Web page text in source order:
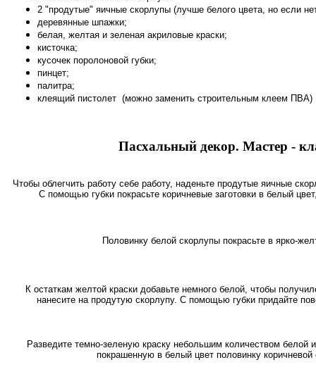
2 "продутые" яичные скорлупы (лучше белого цвета, но если
деревянные шпажки;
белая, желтая и зеленая акриловые краски;
кисточка;
кусочек поролоновой губки;
пинцет;
палитра;
клеящий пистолет (можно заменить строительным клеем ПВА)
Пасхальный декор. Мастер -
Чтобы облегчить работу себе работу, наденьте продутые яичные
С помощью губки покрасьте коричневые заготовки в белый
Половинку белой скорлупы покрасьте в ярко-
К остаткам желтой краски добавьте немного белой, чтобы
нанесите на продутую скорлупу. С помощью губки придайте
Разведите темно-зеленую краску небольшим количеством белой
покрашенную в белый цвет половинку коричневой